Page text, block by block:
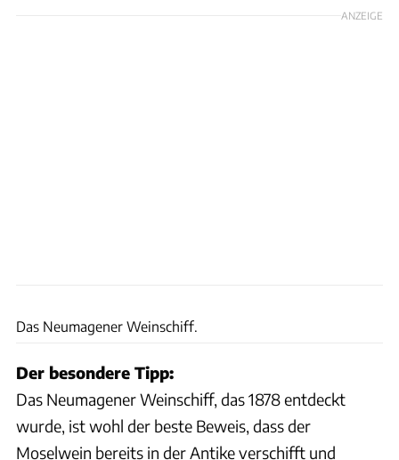
ANZEIGE
Das Neumagener Weinschiff.
Der besondere Tipp:
Das Neumagener Weinschiff, das 1878 entdeckt
wurde, ist wohl der beste Beweis, dass der
Moselwein bereits in der Antike verschifft und